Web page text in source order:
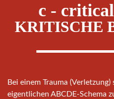
c -
KRITISCHE
Bei einem Trauma
eigentlichen ABCDE-Schema